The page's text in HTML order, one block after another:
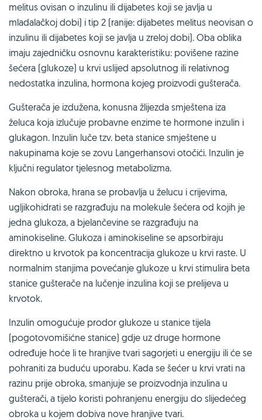
melitus ovisan o inzulinu ili dijabetes koji se javlja u
mladalačkoj dobi) i tip 2 (ranije: dijabetes melitus neovisan o
inzulinu ili dijabetes koji se javlja u zreloj dobi). Oba oblika
imaju zajedničku osnovnu karakteristiku: povišene razine
šećera (glukoze) u krvi uslijed apsolutnog ili relativnog
nedostatka inzulina, hormona kojeg proizvodi gušterača.
Gušterača je izdužena, konusna žlijezda smještena iza
želuca koja izlučuje probavne enzime te hormone inzulin i
glukagon. Inzulin luče tzv. beta stanice smještene u
nakupinama koje se zovu Langerhansovi otočići. Inzulin je
ključni regulator tjelesnog metabolizma.
Nakon obroka, hrana se probavlja u želucu i crijevima,
ugljikohidrati se razgrađuju na molekule šećera od kojih je
jedna glukoza, a bjelančevine se razgrađuju na
aminokiseline. Glukoza i aminokiseline se apsorbiraju
direktno u krvotok pa koncentracija glukoze u krvi raste. U
normalnim stanjima povećanje glukoze u krvi stimulira beta
stanice gušterače na lučenje inzulina koji se prelijeva u
krvotok.
Inzulin omogućuje prodor glukoze u stanice tijela
(pogotovomišićne stanice) gdje uz druge hormone
određuje hoće li te hranjive tvari sagorjeti u energiju ili će se
pohraniti za buduću uporabu. Kada se šećer u krvi vrati na
razinu prije obroka, smanjuje se proizvodnja inzulina u
gušterači, a tijelo koristi pohranjenu energiju do slijedećeg
obroka u kojem dobiva nove hranjive tvari.